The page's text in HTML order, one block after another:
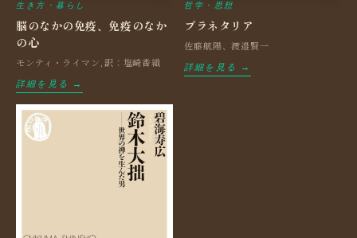
生き方・暮らし
脳のなかの免疫、免疫のなか
の心
モンティ・ライマン,訳：塩崎香織
詳細を見る →
哲学・思想
プラネタリア
佐藤航陽、渡邉賢一
詳細を見る →